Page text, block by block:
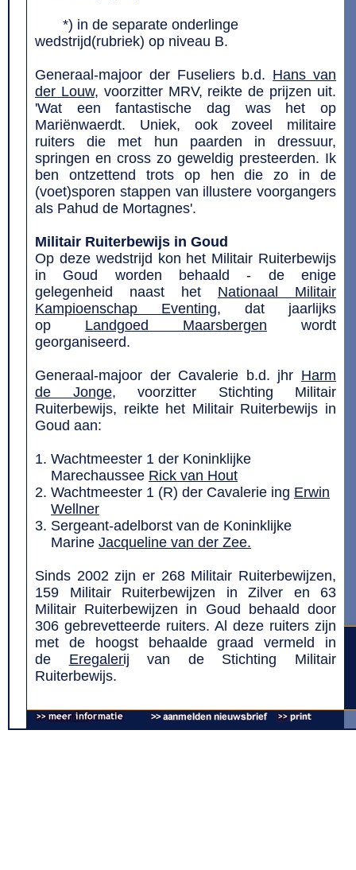
*) in de separate onderlinge
wedstrijd(rubriek) op niveau B.
Generaal-majoor der Fuseliers b.d. Hans van
der Louw, voorzitter MRV, reikte de prijzen uit.
'Wat een fantastische dag was het op
Mariënwaerdt. Uniek, ook zoveel militaire
ruiters die met hun paarden in dressuur,
springen en cross zo geweldig presteerden. Ik
ben ontzettend trots op hen die zo in de
(voet)sporen stappen van illustere voorgangers
als Pahud de Mortagnes'.
Militair Ruiterbewijs in Goud
Op deze wedstrijd kon het Militair Ruiterbewijs
in Goud worden behaald - de enige
gelegenheid naast het Nationaal Militair
Kampioenschap Eventing, dat jaarlijks
op Landgoed Maarsbergen wordt
georganiseerd.
Generaal-majoor der Cavalerie b.d. jhr Harm
de Jonge, voorzitter Stichting Militair
Ruiterbewijs, reikte het Militair Ruiterbewijs in
Goud aan:
Wachtmeester 1 der Koninklijke
Marechaussee Rick van Hout
Wachtmeester 1 (R) der Cavalerie ing Erwin
Wellner
Sergeant-adelborst van de Koninklijke
Marine Jacqueline van der Zee.
Sinds 2002 zijn er 268 Militair Ruiterbewijzen,
159 Militair Ruiterbewijzen in Zilver en 63
Militair Ruiterbewijzen in Goud behaald door
306 gebrevetteerde ruiters. Al deze ruiters zijn
met de hoogst behaalde graad vermeld in
de Eregalerij van de Stichting Militair
Ruiterbewijs.